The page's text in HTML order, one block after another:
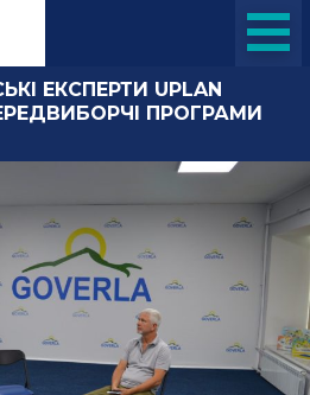
ЕКСПЕРТИ UPLAN
ПРОГРАМИ